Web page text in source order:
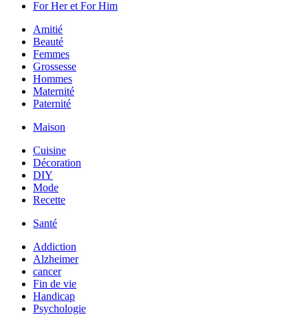
For Her et For Him
Amitié
Beauté
Femmes
Grossesse
Hommes
Maternité
Paternité
Maison
Cuisine
Décoration
DIY
Mode
Recette
Santé
Addiction
Alzheimer
cancer
Fin de vie
Handicap
Psychologie